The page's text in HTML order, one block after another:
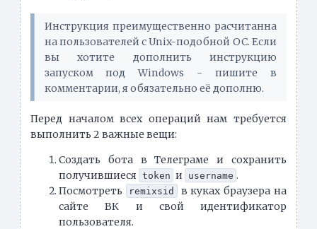
Инструкция преимущественно расчитанна
на пользователей с Unix-подобной ОС. Если
вы хотите дополнить инструкцию
запуском под Windows - пишите в
комментарии, я обязательно её дополню.
Перед началом всех операций нам требуется
выполнить 2 важные вещи:
Создать бота в Телеграме и сохранить
получившиеся token и username .
Посмотреть
remixsid
в куках браузера на
сайте ВК и свой идентификатор
пользователя.